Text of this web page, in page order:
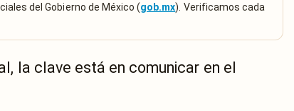
del Gobierno de México (gob.mx). Verificamos cada
la clave está en comunicar en el